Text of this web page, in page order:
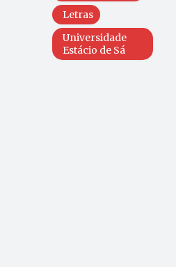
Letras
Universidade
Estácio de Sá